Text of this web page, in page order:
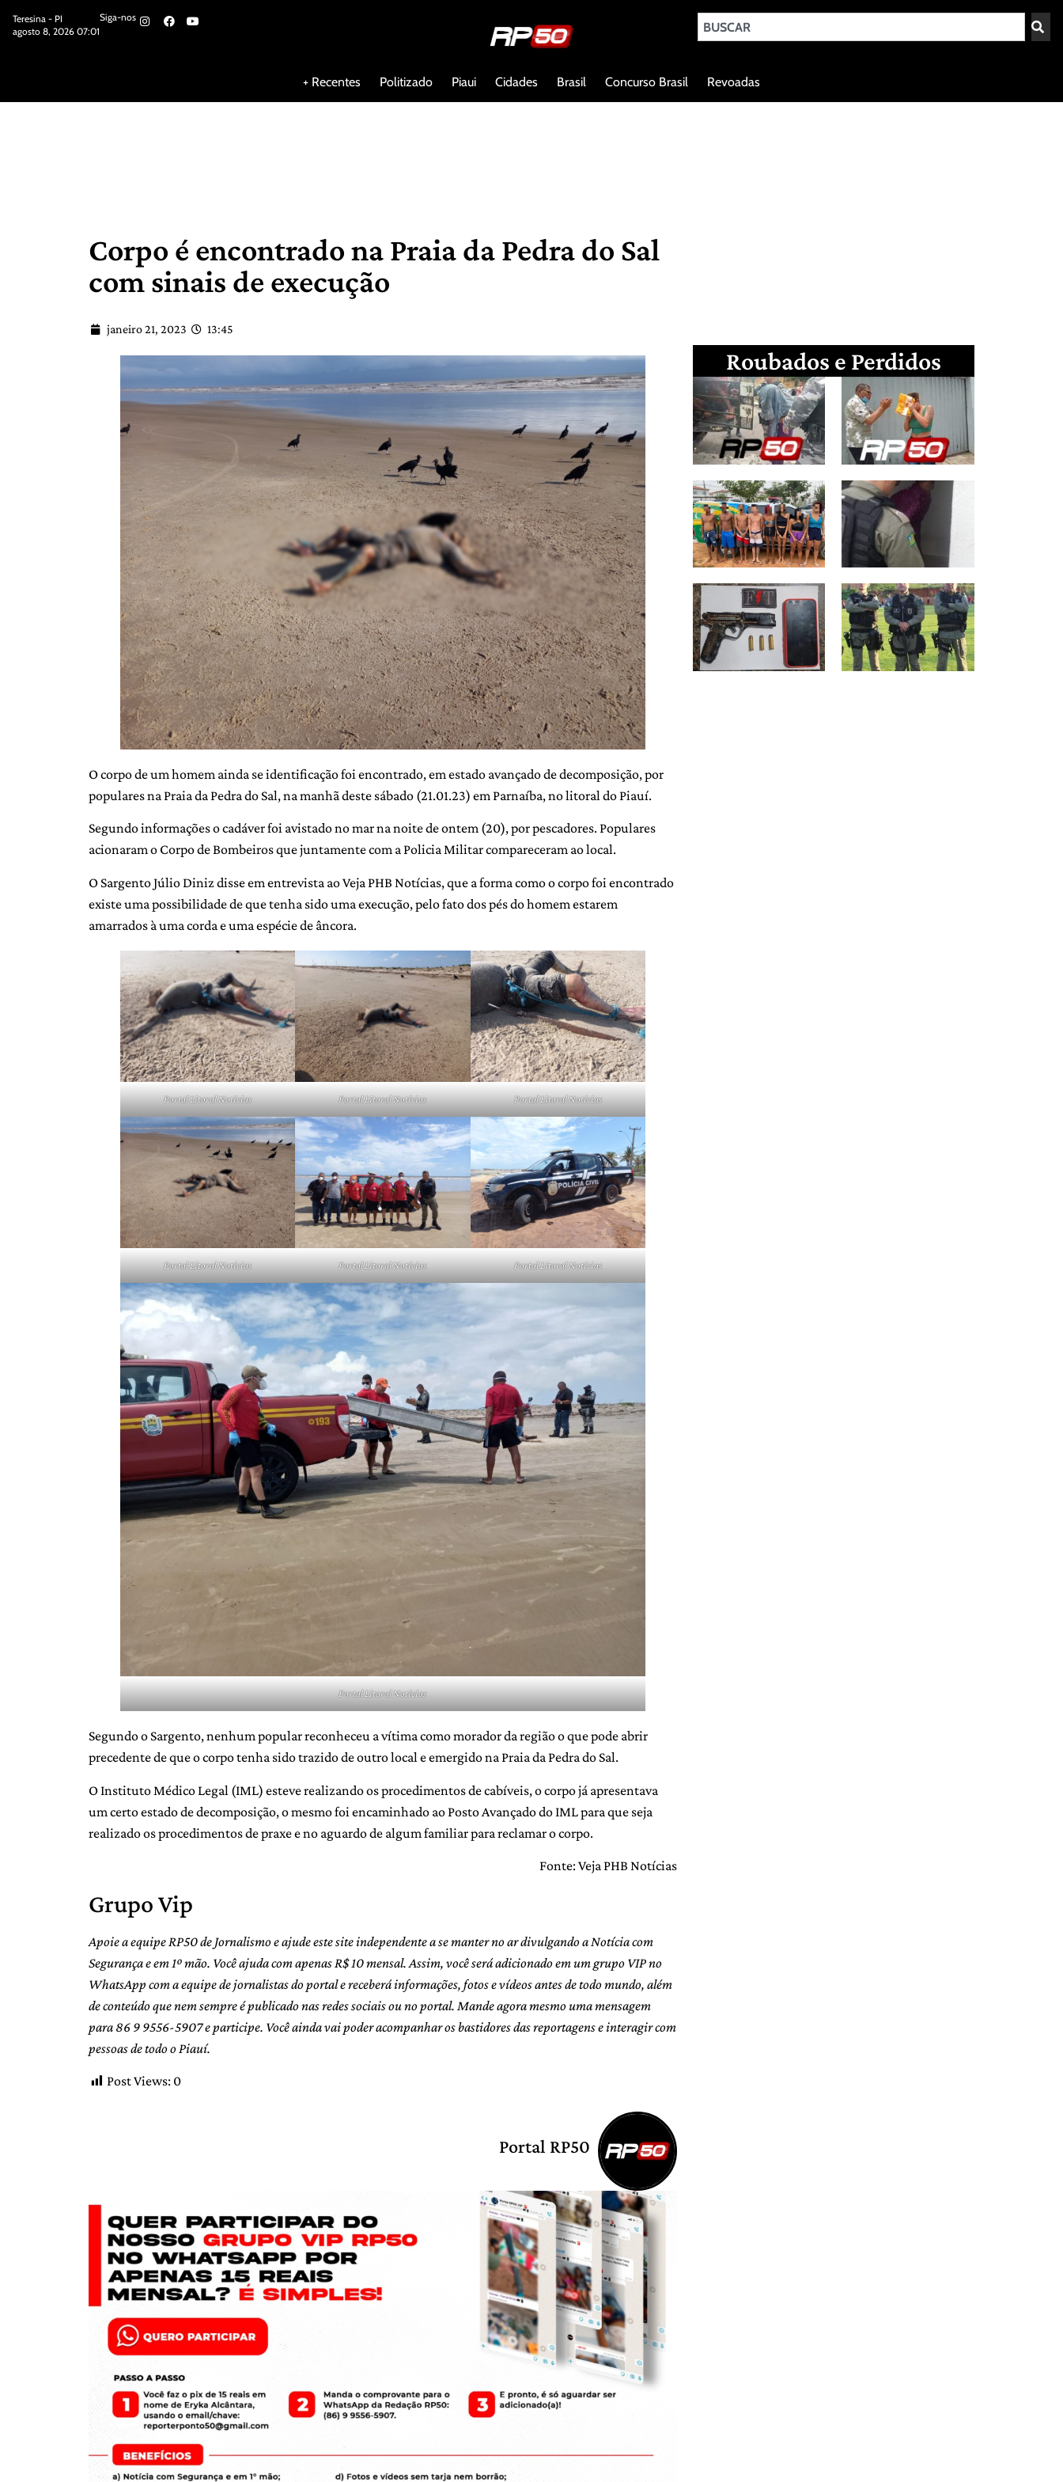
Teresina - PI
agosto 8, 2026 07:01
Siga-nos
+ Recentes Politizado Piaui Cidades Brasil Concurso Brasil Revoadas
Corpo é encontrado na Praia da Pedra do Sal
com sinais de execução
janeiro 21, 2023 13:45
O corpo de um homem ainda se identificação foi encontrado, em estado avançado de decomposição, por
populares na Praia da Pedra do Sal, na manhã deste sábado (21.01.23) em Parnaíba, no litoral do Piauí.
Segundo informações o cadáver foi avistado no mar na noite de ontem (20), por pescadores. Populares
acionaram o Corpo de Bombeiros que juntamente com a Policia Militar compareceram ao local.
O Sargento Júlio Diniz disse em entrevista ao Veja PHB Notícias, que a forma como o corpo foi encontrado
existe uma possibilidade de que tenha sido uma execução, pelo fato dos pés do homem estarem
amarrados à uma corda e uma espécie de âncora.
Portal Litoral Notícias Portal Litoral Notícias Portal Litoral Notícias
Portal Litoral Notícias Portal Litoral Notícias Portal Litoral Notícias
Portal Litoral Notícias
Segundo o Sargento, nenhum popular reconheceu a vítima como morador da região o que pode abrir
precedente de que o corpo tenha sido trazido de outro local e emergido na Praia da Pedra do Sal.
O Instituto Médico Legal (IML) esteve realizando os procedimentos de cabíveis, o corpo já apresentava
um certo estado de decomposição, o mesmo foi encaminhado ao Posto Avançado do IML para que seja
realizado os procedimentos de praxe e no aguardo de algum familiar para reclamar o corpo.
Fonte: Veja PHB Notícias
Grupo Vip
Apoie a equipe RP50 de Jornalismo e ajude este site independente a se manter no ar divulgando a Notícia com
Segurança e em 1º mão. Você ajuda com apenas R$ 10 mensal. Assim, você será adicionado em um grupo VIP no
WhatsApp com a equipe de jornalistas do portal e receberá informações, fotos e vídeos antes de todo mundo, além
de conteúdo que nem sempre é publicado nas redes sociais ou no portal. Mande agora mesmo uma mensagem
para 86 9 9556-5907 e participe. Você ainda vai poder acompanhar os bastidores das reportagens e interagir com
pessoas de todo o Piauí.
Post Views: 0
Portal RP50
Roubados e Perdidos